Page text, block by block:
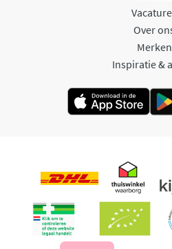
Over
Merken
Inspiratie &